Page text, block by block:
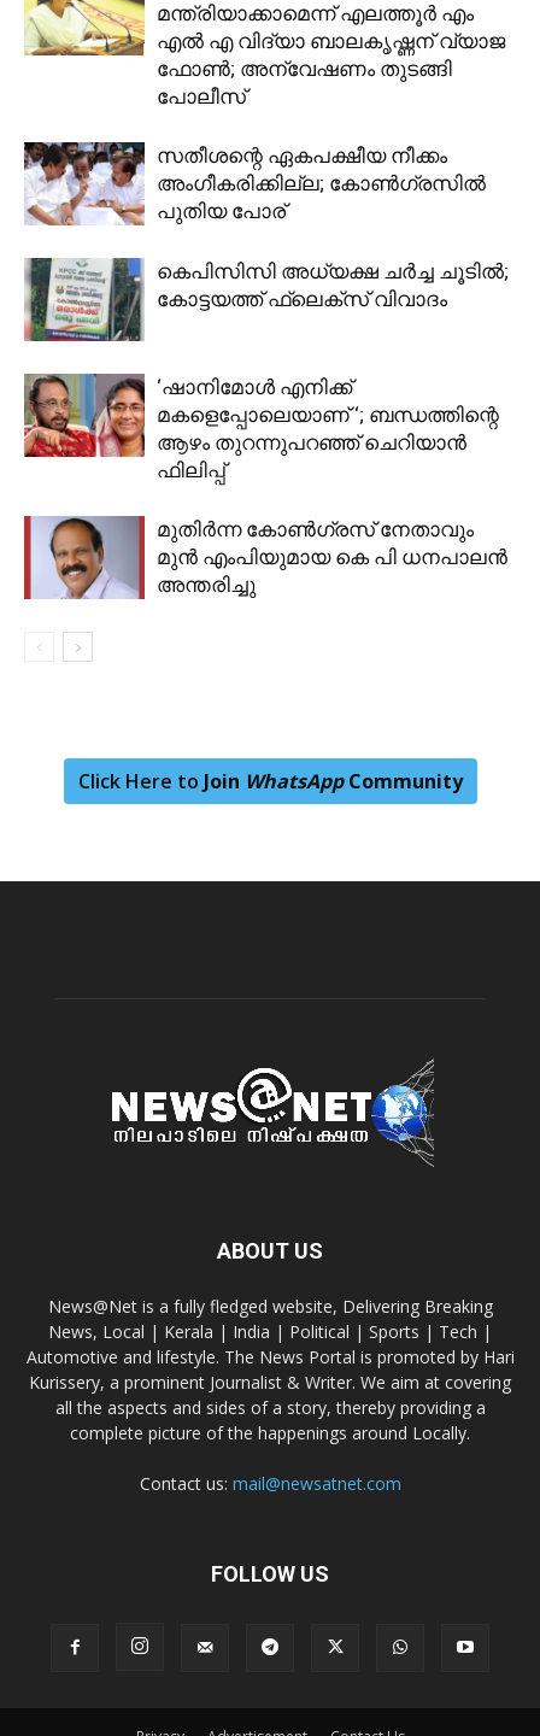
മന്ത്രിയാക്കാമെന്ന് എലത്തൂർ എം
എൽ എ വിദ്യാ ബാലകൃഷ്ണന് വ്യാജ
ഫോൺ; അന്വേഷണം തുടങ്ങി
പോലീസ്
സതീശന്റെ ഏകപക്ഷീയ നീക്കം
അംഗീകരിക്കില്ല; കോൺഗ്രസിൽ
പുതിയ പോര്
കെപിസിസി അധ്യക്ഷ ചർച്ച ചൂടിൽ;
കോട്ടയത്ത് ഫ്ലെക്സ് വിവാദം
‘ഷാനിമോൾ എനിക്ക്
മകളെപ്പോലെയാണ് ‘; ബന്ധത്തിന്റെ
ആഴം തുറന്നുപറഞ്ഞ് ചെറിയാൻ
ഫിലിപ്പ്
മുതിർന്ന കോൺ​ഗ്രസ് നേതാവും
മുൻ എംപിയുമായ കെ പി ധനപാലൻ
അന്തരിച്ചു
Click Here to Join WhatsAppCommunity
ABOUT US
News@Net is a fully fledged website, Delivering Breaking
News, Local | Kerala | India | Political | Sports | Tech |
Automotive and lifestyle. The News Portal is promoted by Hari
Kurissery, a prominent Journalist & Writer. We aim at covering
all the aspects and sides of a story, thereby providing a
complete picture of the happenings around Locally.
Contact us: mail@newsatnet.com
FOLLOW US